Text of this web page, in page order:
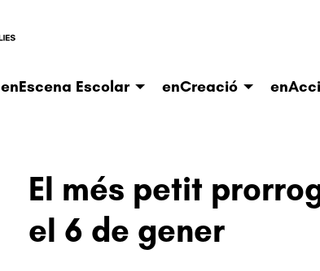
enEscena Escolar enCreació
El més petit
el 6 de gener